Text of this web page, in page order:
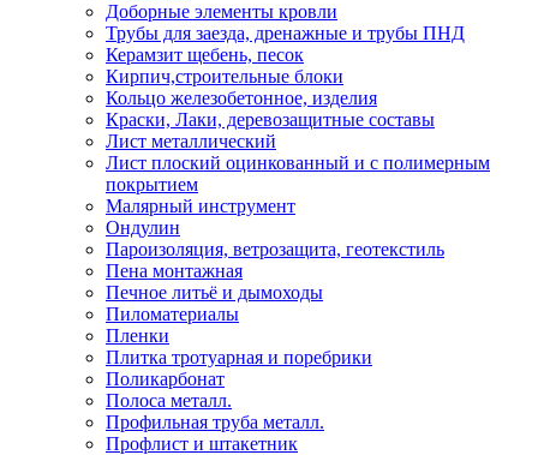
Доборные элементы кровли
Трубы для заезда, дренажные и трубы ПНД
Керамзит щебень, песок
Кирпич,строительные блоки
Кольцо железобетонное, изделия
Краски, Лаки, деревозащитные составы
Лист металлический
Лист плоский оцинкованный и с полимерным
покрытием
Малярный инструмент
Ондулин
Пароизоляция, ветрозащита, геотекстиль
Пена монтажная
Печное литьё и дымоходы
Пиломатериалы
Пленки
Плитка тротуарная и поребрики
Поликарбонат
Полоса металл.
Профильная труба металл.
Профлист и штакетник